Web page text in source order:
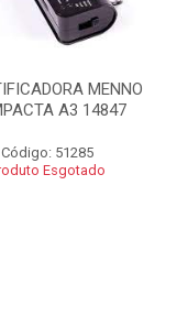
MENNO
A3 14847
Código: 51285
Esgotado